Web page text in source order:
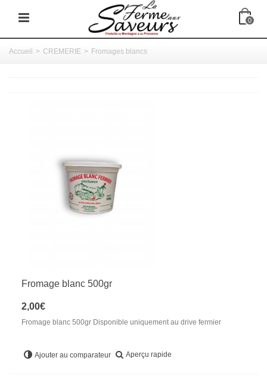
0
Accueil > CREMERIE > Fromages blancs
Fromage blanc 500gr
2,00€
Fromage blanc 500gr Disponible uniquement au drive fermier
Ajouter au comparateur Aperçu rapide